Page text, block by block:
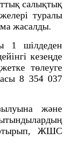
салықтық
туралы
жасалды.
1 шілдеден
кезеңде
төлеуге
8 354 037
және
отырып, ЖШС